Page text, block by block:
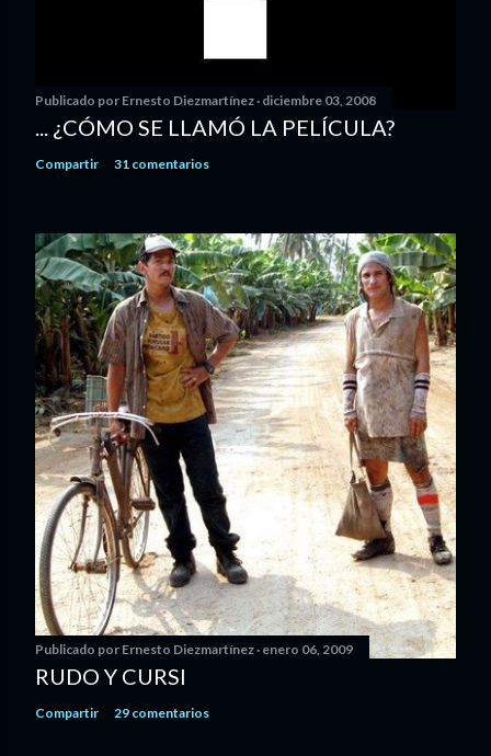
Publicado por Ernesto Diezmartínez diciembre 03, 2008
... ¿CÓMO SE LLAMÓ LA PELÍCULA?
Compartir 31 comentarios
Publicado por Ernesto Diezmartínez enero 06, 2009
RUDO Y CURSI
Compartir 29 comentarios